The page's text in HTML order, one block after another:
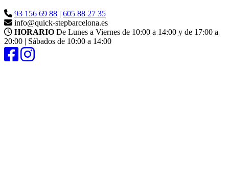
93 156 69 88 | 605 88 27 35
info@quick-stepbarcelona.es
HORARIO De Lunes a Viernes de 10:00 a 14:00 y de 17:00 a
20:00 | Sábados de 10:00 a 14:00